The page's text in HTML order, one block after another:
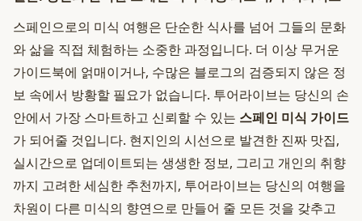
스페인으로의 미식 여행은 단순한 식사를 넘어 그들의 문화
와 삶을 직접 체험하는 소중한 과정입니다. 더 이상 무거운
가이드북에 얽매이거나, 수많은 블로그의 검증되지 않은 정
보 속에서 방황할 필요가 없습니다. 투어라이브는 당신의 손
안에서 가장 스마트하고 신뢰할 수 있는 스페인 미식 가이드
가 되어줄 것입니다. 현지인의 시선으로 발견한 진짜 맛집,
실시간으로 업데이트되는 생생한 정보, 그리고 개인의 취향
까지 고려한 세심한 추천까지, 투어라이브는 당신의 여행을
차원이 다른 미식의 향연으로 만들어 줄 모든 것을 갖추고